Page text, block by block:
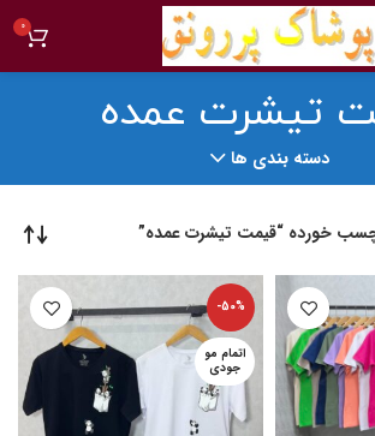
0
تیشرت عمده
دسته بندی ها
خورده “قیمت تیشرت عمده”
-50%
اتمام مو
جودی